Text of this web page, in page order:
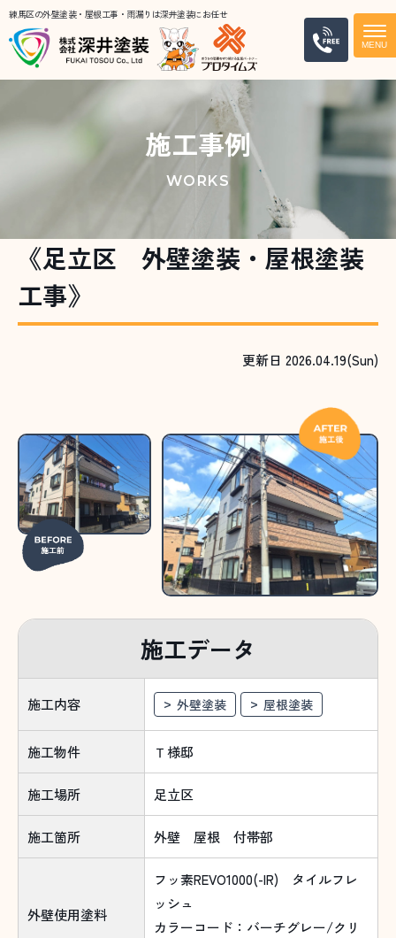
練馬区の外壁塗装・屋根工事・雨漏りは深井塗装にお任せ
電話
施工事例
WORKS
《足立区 外壁塗装・屋根塗装
工事》
更新日 2026.04.19(Sun)
施工データ
施工内容 外壁塗装 屋根塗装
施工物件 Ｔ様邸
施工場所 足立区
施工箇所 外壁 屋根 付帯部
外壁使用塗料
フッ素REVO1000(-IR) タイルフレ
ッシュ
カラーコード：バーチグレー/クリ